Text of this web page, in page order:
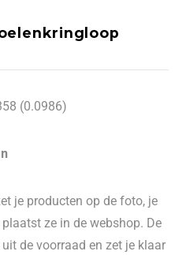
(0.0986)
je producten op de foto, je
ze in de webshop. De
de voorraad en zet je klaar